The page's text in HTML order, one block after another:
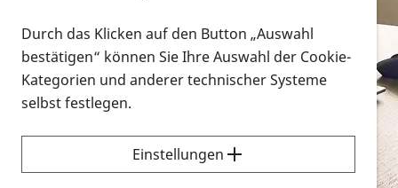
Vorlesen
Alle Infomaterialien in verschiedenen
Formaten an einem Ort
Sie möchten wissen, wie Sie nach Infonmaterial
suchen und dieses bestellen bzw. herunterladen
können? Schauen Sie sich dieErklärvideos zum
Durch das Klicken auf den Button „Auswahl
bestätigen“ können Sie Ihre Auswahl der Cookie-
Kategorien und anderer technischer Systeme
selbst festlegen.
Einstellungen